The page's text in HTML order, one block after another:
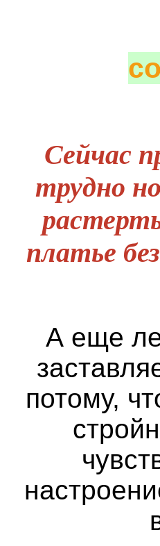
Сейчас
трудно
платье
А еще
потому,